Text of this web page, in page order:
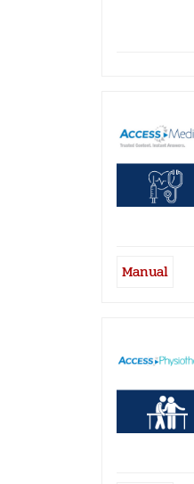
Manual